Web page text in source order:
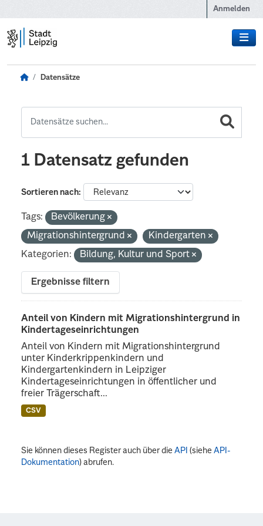
Anmelden
Datensätze
1 Datensatz gefunden
Sortieren nach
Tags:
Bevölkerung
Migrationshintergrund
Kindergarten
Kategorien:
Bildung, Kultur und Sport
Ergebnisse filtern
Anteil von Kindern mit Migrationshintergrund in
Kindertageseinrichtungen
Anteil von Kindern mit Migrationshintergrund
unter Kinderkrippenkindern und
Kindergartenkindern in Leipziger
Kindertageseinrichtungen in öffentlicher und
freier Trägerschaft...
CSV
Sie können dieses Register auch über dieAPI (sieheAPI-
Dokumentation) abrufen.